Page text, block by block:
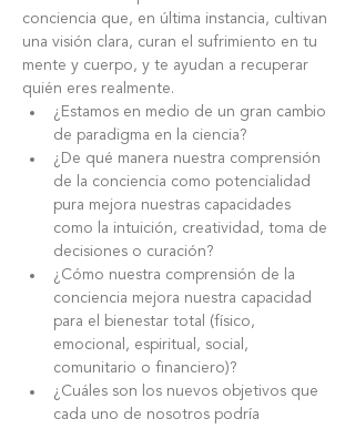
conciencia que, en última instancia, cultivan
una visión clara, curan el sufrimiento en tu
mente y cuerpo, y te ayudan a recuperar
quién eres realmente.
¿Estamos en medio de un gran cambio
de paradigma en la ciencia?
¿De qué manera nuestra comprensión
de la conciencia como potencialidad
pura mejora nuestras capacidades
como la intuición, creatividad, toma de
decisiones o curación?
¿Cómo nuestra comprensión de la
conciencia mejora nuestra capacidad
para el bienestar total (físico,
emocional, espiritual, social,
comunitario o financiero)?
¿Cuáles son los nuevos objetivos que
cada uno de nosotros podría